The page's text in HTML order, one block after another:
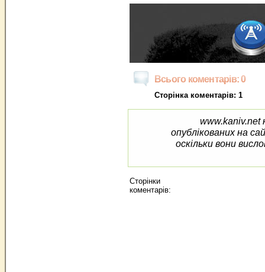
Всього коментарів: 0
Сторінка коментарів: 1
www.kaniv.net
опублікованих на
оскільки вони
Сторінки
коментарів: